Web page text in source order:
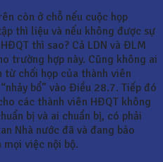
còn ở chỗ nếu cuộc họp
thì liệu và nếu không được sự
thì sao? Cả LDN và ĐLM
trường hợp này. Cũng không ai
từ chối họp của thành viên
bổ” vào Điều 28.7. Tiếp đó
các thành viên HĐQT không
bị và ai chuẩn bị, có phải
Nhà nước đã và đang bảo
mọi việc nội bộ.